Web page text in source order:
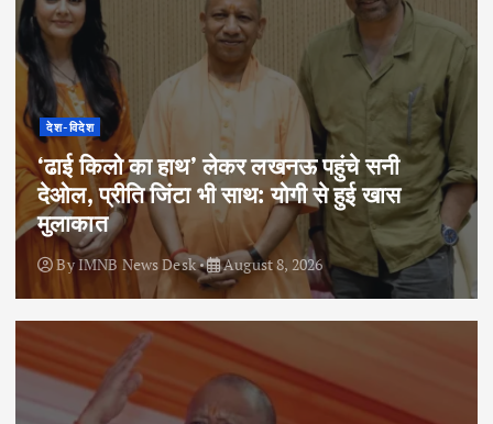
देश-विदेश
‘ढाई किलो का हाथ’ लेकर लखनऊ पहुंचे सनी
देओल, प्रीति जिंटा भी साथ: योगी से हुई खास
मुलाकात
ByIMNB News Desk August 8, 2026